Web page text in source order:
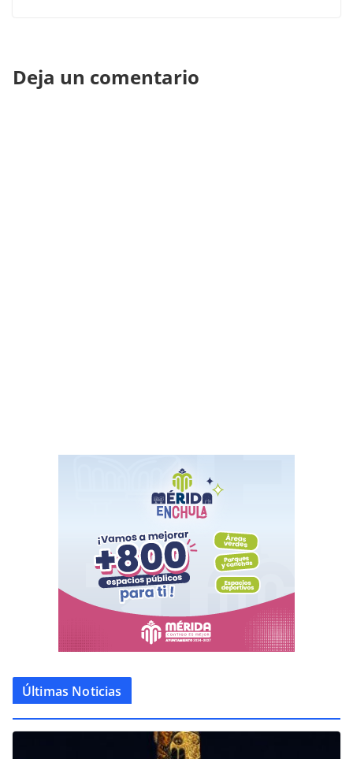
Deja un comentario
Últimas Noticias